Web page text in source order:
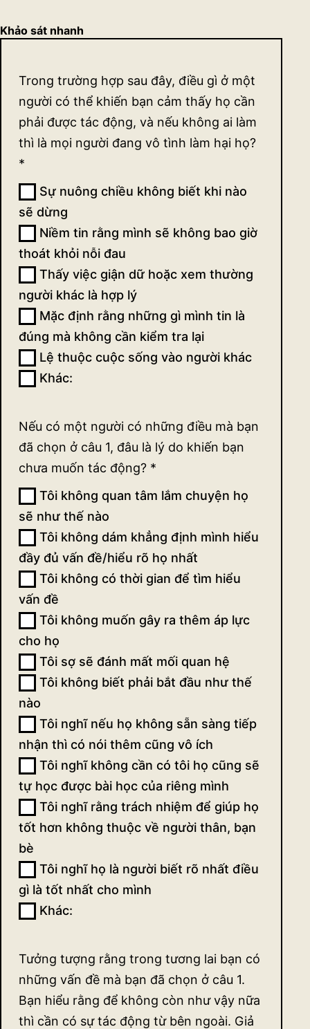
Khảo sát nhanh
sát
quan
điểm
về sự
tác
động
(ngắn)
Trong trường hợp sau đây, điều gì ở một
người có thể khiến bạn cảm thấy họ cần
phải được tác động, và nếu không ai làm
thì là mọi người đang vô tình làm hại họ?
*
Sự nuông chiều không biết khi nào
sẽ dừng
Niềm tin rằng mình sẽ không bao giờ
thoát khỏi nỗi đau
Thấy việc giận dữ hoặc xem thường
người khác là hợp lý
Mặc định rằng những gì mình tin là
đúng mà không cần kiểm tra lại
Lệ thuộc cuộc sống vào người khác
Khác:
Nếu có một người có những điều mà bạn
đã chọn ở câu 1, đâu là lý do khiến bạn
chưa muốn tác động? *
Tôi không quan tâm lắm chuyện họ
sẽ như thế nào
Tôi không dám khẳng định mình hiểu
đầy đủ vấn đề/hiểu rõ họ nhất
Tôi không có thời gian để tìm hiểu
vấn đề
Tôi không muốn gây ra thêm áp lực
cho họ
Tôi sợ sẽ đánh mất mối quan hệ
Tôi không biết phải bắt đầu như thế
nào
Tôi nghĩ nếu họ không sẵn sàng tiếp
nhận thì có nói thêm cũng vô ích
Tôi nghĩ không cần có tôi họ cũng sẽ
tự học được bài học của riêng mình
Tôi nghĩ rằng trách nhiệm để giúp họ
tốt hơn không thuộc về người thân, bạn
bè
Tôi nghĩ họ là người biết rõ nhất điều
gì là tốt nhất cho mình
Khác:
Tưởng tượng rằng trong tương lai bạn có
những vấn đề mà bạn đã chọn ở câu 1.
Bạn hiểu rằng để không còn như vậy nữa
thì cần có sự tác động từ bên ngoài. Giả